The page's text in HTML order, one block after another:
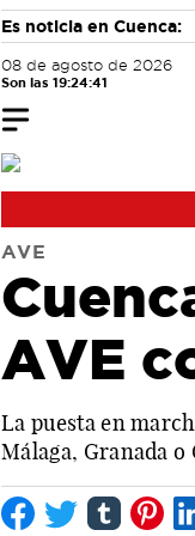
Es noticia en Cuenca:
08 de agosto de 2026
Son las 19:24:42
AVE
AVE
La puesta en
Málaga, Granada o